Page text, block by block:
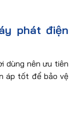
phát điện
dùng nên ưu tiên
áp tốt để bảo vệ